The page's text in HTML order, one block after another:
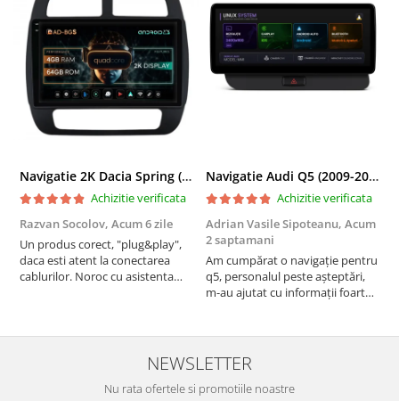
Navigatie 2K Dacia Spring (2021- Prezent), Android, S-Quadcore / 4GB RAM + 64GB ROM, 9.5 Inch - AD-BGS90042K+AD-BGRKIT366V4s
Achizitie verificata
Razvan Socolov, Acum 6 zile
Un produs corect, "plug&play",
daca esti atent la conectarea
cablurilor. Noroc cu asistenta
atras atentia ca nu era conectat
cablul de video de la camera
Navigatie Audi Q5 (2009-2017), Linux OS & OEM, MMI 3G, CarPlay & Android Auto Wireless, MirrorLink, Camera AHD, 12.3 Inch - AD-BGAALNXH+AD-BGRKITQ5002
Achizitie verificata
Adrian Vasile Sipoteanu, Acum
2 saptamani
Am cumpărat o navigație pentru
q5, personalul peste așteptări,
m-au ajutat cu informații foarte
serviabili, livrare rapidă, suport
tehnic, totul impecabil, o să revin
la ei și pentru vi...
NEWSLETTER
Nu rata ofertele si promotiile noastre